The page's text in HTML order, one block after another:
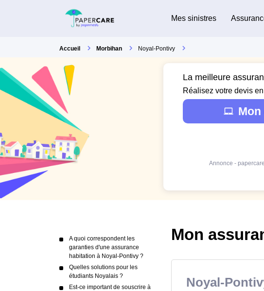
Mes sinistres
Accueil Morbihan Noyal-Pontivy
La meilleure
Réalisez votre devis
Annonce -
A quoi correspondent les
garanties d'une assurance
habitation à Noyal-Pontivy ?
Quelles solutions pour les
étudiants Noyalais ?
Est-ce important de souscrire à
Mon
Noyal-